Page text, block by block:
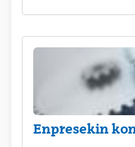
Enpresekin